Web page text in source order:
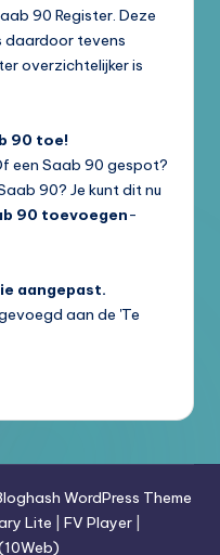
90 Register. Deze
daardoor tevens
overzichtelijker is
90 toe!
een Saab 90 gespot?
90? Je kunt dit nu
90 toevoegen-
aangepast.
aan de 'Te
WordPress Theme
Lite FV Player|